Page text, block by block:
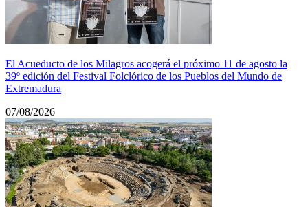
El Acueducto de los Milagros acogerá el próximo 11 de agosto la
39º edición del Festival Folclórico de los Pueblos del Mundo de
Extremadura
07/08/2026